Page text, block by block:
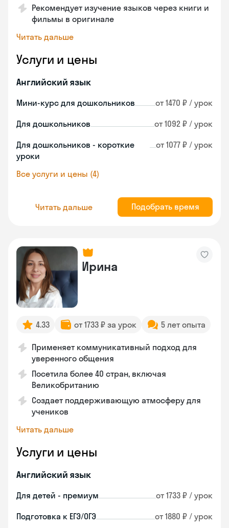
Рекомендует изучение языков через книги и
фильмы в оригинале
Читать дальше
Услуги и цены
Английский язык
Мини-курс для дошкольников от 1470 ₽ / урок
Для дошкольников от 1092 ₽ / урок
Для дошкольников - короткие
уроки
от 1077 ₽ / урок
Все услуги и цены (4)
Читать дальше Подобрать время
Ирина
4.33 от 1733 ₽ за урок 5 лет опыта
Применяет коммуникативный подход для
уверенного общения
Посетила более 40 стран, включая
Великобританию
Создает поддерживающую атмосферу для
учеников
Читать дальше
Услуги и цены
Английский язык
Для детей - премиум от 1733 ₽ / урок
Подготовка к ЕГЭ/ОГЭ от 1880 ₽ / урок